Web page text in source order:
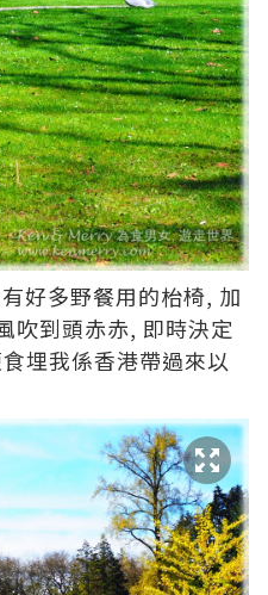
好多野餐用的枱椅, 加
吹到頭赤赤, 即時決定
埋我係香港帶過來以